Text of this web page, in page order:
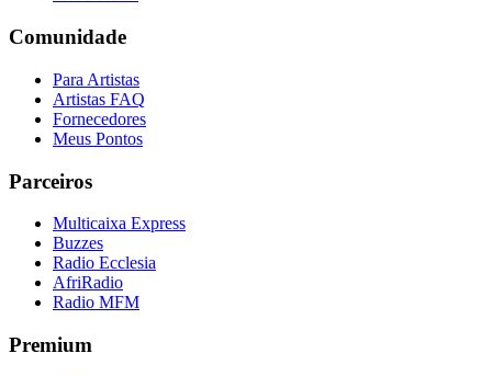
Comunidade
Para Artistas
Artistas FAQ
Fornecedores
Meus Pontos
Parceiros
Multicaixa Express
Buzzes
Radio Ecclesia
AfriRadio
Radio MFM
Premium